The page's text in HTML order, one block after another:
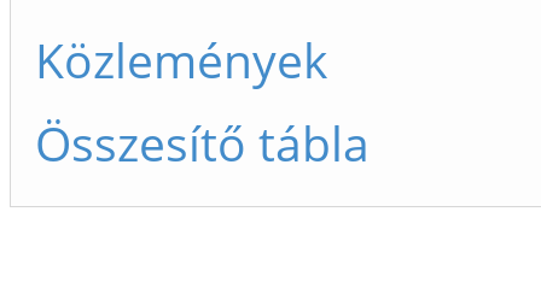
Közlemények
Összesítő tábla